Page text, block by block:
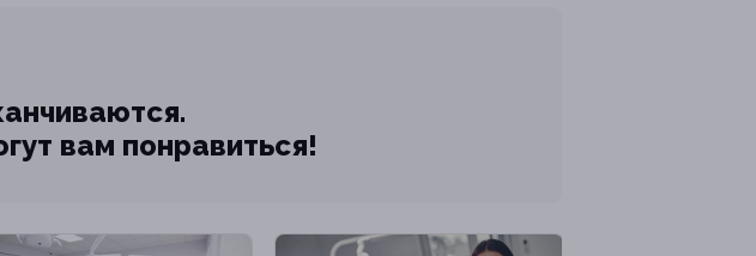
вам понравиться!